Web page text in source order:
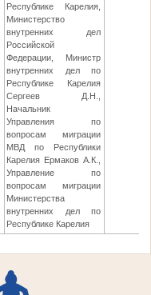
Республике Карелия,
Министерство
внутренних дел
Российской
Федерации, Министр
внутренних дел по
Республике Карелия
Сергеев Д.Н.,
Начальник
Управления по
вопросам миграции
МВД по Республики
Карелия Ермаков А.К.,
Управление по
вопросам миграции
Министерства
внутренних дел по
Республике Карелия